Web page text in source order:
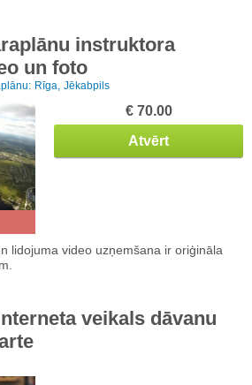
instruktora
un foto
Rīga, Jēkabpils
€ 70.00
Atvērt
lidojuma video uzņemšana ir oriģināla
veikals dāvanu